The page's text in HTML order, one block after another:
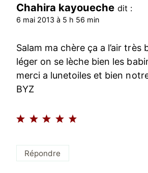
Chahira kayoueche dit :
6 mai 2013 à 5 h 56 min
Salam ma chère ça a l’air très
léger on se lèche bien les
merci a lunetoiles et bien
BYZ
Répondre